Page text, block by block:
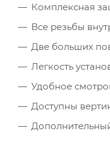
Комплексная
Все резьбы
Две больших
Легкость
Удобное
Доступны